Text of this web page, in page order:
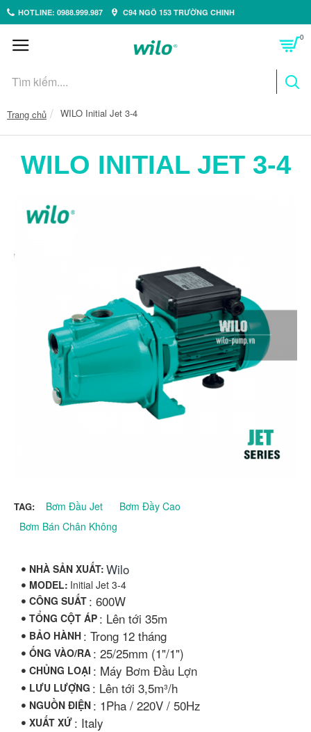
HOTLINE: 0988.999.987 C94 NGÕ 153 TRƯỜNG CHINH
0
Trang chủ WILO Initial Jet 3-4
WILO INITIAL JET 3-4
TAG: Bơm Đầu Jet
Bơm Đầy Cao
Bơm Bán Chân Không
NHÀ SẢN XUẤT: Wilo
MODEL: Initial Jet 3-4
CÔNG SUẤT : 600W
TỔNG CỘT ÁP : Lên tới 35m
BẢO HÀNH : Trong 12 tháng
ỐNG VÀO/RA : 25/25mm (1"/1")
CHỦNG LOẠI : Máy Bơm Đầu Lợn
LƯU LƯỢNG : Lên tới 3,5m³/h
NGUỒN ĐIỆN : 1Pha / 220V / 50Hz
XUẤT XỨ : Italy